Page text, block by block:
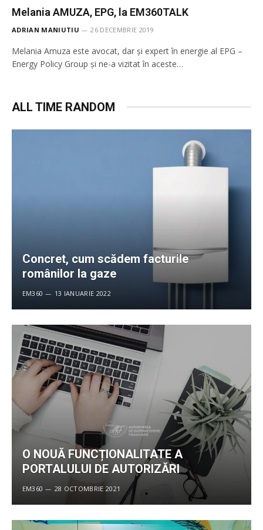
Melania AMUZA, EPG, la EM360TALK
ADRIAN MANIUTIU 26 DECEMBRIE 2019
Melania Amuza este avocat, dar și expert în energie al EPG –
Energy Policy Group și ne-a vizitat în aceste…
ALL TIME RANDOM
Concret, cum scădem facturile
românilor la gaze
EM360 13 IANUARIE 2022
O NOUĂ FUNCȚIONALITATE A
PORTALULUI DE AUTORIZĂRI
EM360 28 OCTOMBRIE 2021